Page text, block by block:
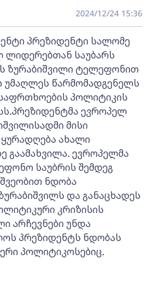
2024/12/24 15:36
პრეზიდენტი სალომე
ლიდერებთან საუბარს
ზურაბიშვილი ტელეფონით
უმაღლეს წარმომადგენელს
პოლიტიკის
ევროპელ
მისი
ყურადღება ახალი
გაამახვილა. ევროპელმა
საუბრის შემდეგ
ნდობა
და განაცხადეს
კრიზისის
არჩევნები უნდა
პრეზიდენტს ნდობას
პოლიტიკოსებიც.